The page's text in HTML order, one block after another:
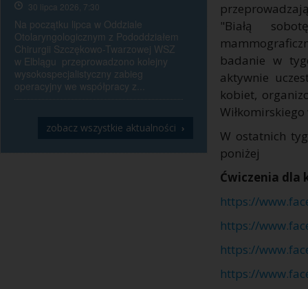
30 lipca 2026, 7:30
Na początku lipca w Oddziale
Otolaryngologicznym z Pododdziałem
Chirurgii Szczękowo-Twarzowej WSZ
w Elblągu przeprowadzono kolejny
wysokospecjalistyczny zabieg
operacyjny we współpracy z...
zobacz wszystkie aktualności ›
"Białą
badanie w
aktywnie
kobiet,
W ostatnich
poniżej
Ćwiczenia dla
https://
https://
https://
https://